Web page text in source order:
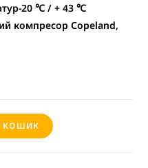
-20 ℃ / + 43 ℃
компресор Copeland,
КОШИК